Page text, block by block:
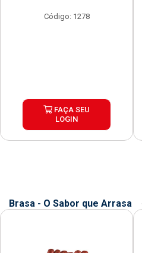
Código: 1278
FAÇA SEU
LOGIN
Brasa - O Sabor que Arrasa